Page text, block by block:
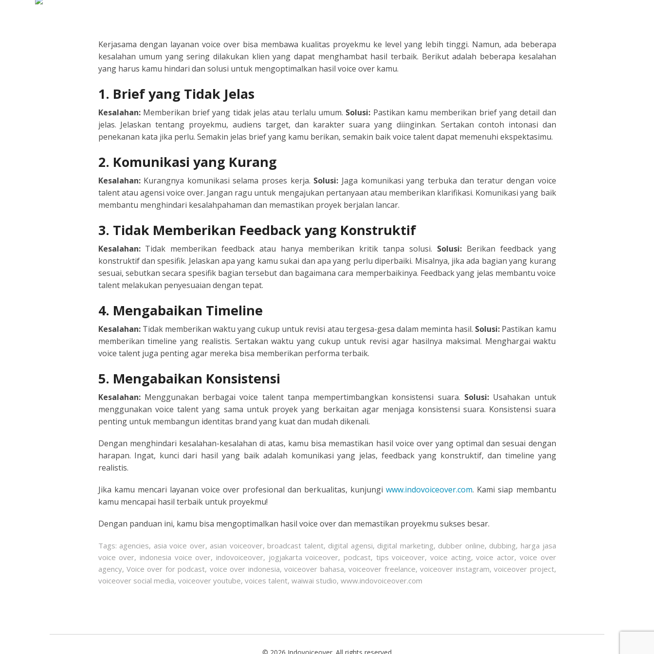
FLEMISH
GERMAN
HINDI
HUNGARIAN
ICELAND
INDONESIA
ITALIAN
JAPANESE
JAVANESE
LITHUANIA
MANDARIN
PERSIAN
POLISH
PORTUGUESE
RUSSIAN
TAGALOG
THAILAND
IVR
NARRATIVE
PODCAST
Kerjasama dengan layanan voice over bisa membawa kualitas proyekmu ke level yang lebih tinggi. Namun, ada beberapa
kesalahan umum yang sering dilakukan klien yang dapat menghambat hasil terbaik. Berikut adalah beberapa kesalahan
yang harus kamu hindari dan solusi untuk mengoptimalkan hasil voice over kamu.
1. Brief yang Tidak Jelas
Kesalahan:Memberikan brief yang tidak jelas atau terlalu umum. Solusi: Pastikan kamu memberikan brief yang detail dan
jelas. Jelaskan tentang proyekmu, audiens target, dan karakter suara yang diinginkan. Sertakan contoh intonasi dan
penekanan kata jika perlu. Semakin jelas brief yang kamu berikan, semakin baik voice talent dapat memenuhi ekspektasimu.
2. Komunikasi yang Kurang
Kesalahan:Kurangnya komunikasi selama proses kerja. Solusi: Jaga komunikasi yang terbuka dan teratur dengan voice
talent atau agensi voice over. Jangan ragu untuk mengajukan pertanyaan atau memberikan klarifikasi. Komunikasi yang baik
membantu menghindari kesalahpahaman dan memastikan proyek berjalan lancar.
3. Tidak Memberikan Feedback yang Konstruktif
Kesalahan:Tidak memberikan feedback atau hanya memberikan kritik tanpa solusi. Solusi:Berikan feedback yang
konstruktif dan spesifik. Jelaskan apa yang kamu sukai dan apa yang perlu diperbaiki. Misalnya, jika ada bagian yang kurang
sesuai, sebutkan secara spesifik bagian tersebut dan bagaimana cara memperbaikinya. Feedback yang jelas membantu voice
talent melakukan penyesuaian dengan tepat.
4. Mengabaikan Timeline
Kesalahan:Tidak memberikan waktu yang cukup untuk revisi atau tergesa-gesa dalam meminta hasil. Solusi: Pastikan kamu
memberikan timeline yang realistis. Sertakan waktu yang cukup untuk revisi agar hasilnya maksimal. Menghargai waktu
voice talent juga penting agar mereka bisa memberikan performa terbaik.
5. Mengabaikan Konsistensi
Kesalahan:Menggunakan berbagai voice talent tanpa mempertimbangkan konsistensi suara. Solusi:Usahakan untuk
menggunakan voice talent yang sama untuk proyek yang berkaitan agar menjaga konsistensi suara. Konsistensi suara
penting untuk membangun identitas brand yang kuat dan mudah dikenali.
Dengan menghindari kesalahan-kesalahan di atas, kamu bisa memastikan hasil voice over yang optimal dan sesuai dengan
harapan. Ingat, kunci dari hasil yang baik adalah komunikasi yang jelas, feedback yang konstruktif, dan timeline yang
realistis.
Jika kamu mencari layanan voice over profesional dan berkualitas, kunjungi www.indovoiceover.com. Kami siap membantu
kamu mencapai hasil terbaik untuk proyekmu!
Dengan panduan ini, kamu bisa mengoptimalkan hasil voice over dan memastikan proyekmu sukses besar.
Tags: agencies, asia voice over, asian voiceover, broadcast talent, digital agensi, digital marketing, dubber online, dubbing, harga jasa
voice over, indonesia voice over, indovoiceover, jogjakarta voiceover, podcast, tips voiceover,voice acting,voice actor, voice over
agency, Voice over for podcast, voice over indonesia,voiceover bahasa,voiceover freelance,voiceover instagram,voiceover project,
voiceover social media, voiceover youtube, voices talent, waiwai studio, www.indovoiceover.com